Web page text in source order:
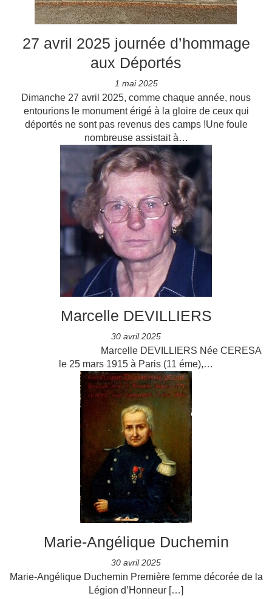
27 avril 2025 journée d’hommage
aux Déportés
1 mai 2025
Dimanche 27 avril 2025, comme chaque année, nous
entourions le monument érigé à la gloire de ceux qui
déportés ne sont pas revenus des camps !Une foule
nombreuse assistait à…
Marcelle DEVILLIERS
30 avril 2025
Marcelle DEVILLIERS Née CERESA
le 25 mars 1915 à Paris (11 éme),…
Marie-Angélique Duchemin
30 avril 2025
Marie-Angélique Duchemin Première femme décorée de la
Légion d’Honneur […]